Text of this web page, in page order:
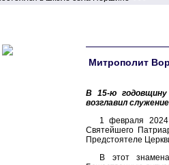
Митрополит
В 15-ю годовщину
возглавил
1 февраля 2024
Святейшего
Предстоятеле
В этот